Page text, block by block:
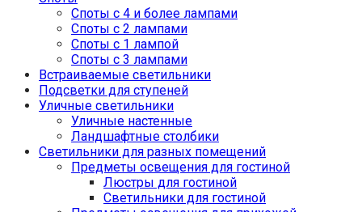
Споты с 4 и более лампами
Споты с 2 лампами
Споты с 1 лампой
Споты с 3 лампами
Встраиваемые светильники
Подсветки для ступеней
Уличные светильники
Уличные настенные
Ландшафтные столбики
Светильники для разных помещений
Предметы освещения для гостиной
Люстры для гостиной
Светильники для гостиной